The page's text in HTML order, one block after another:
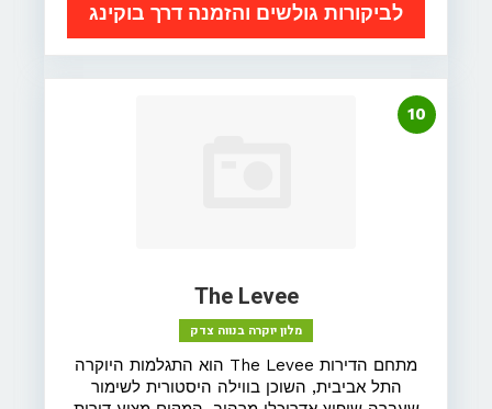
לביקורות גולשים והזמנה דרך בוקינג
10
The Levee
מלון יוקרה בנווה צדק
מתחם הדירות The Levee הוא התגלמות היוקרה
התל אביבית, השוכן בווילה היסטורית לשימור